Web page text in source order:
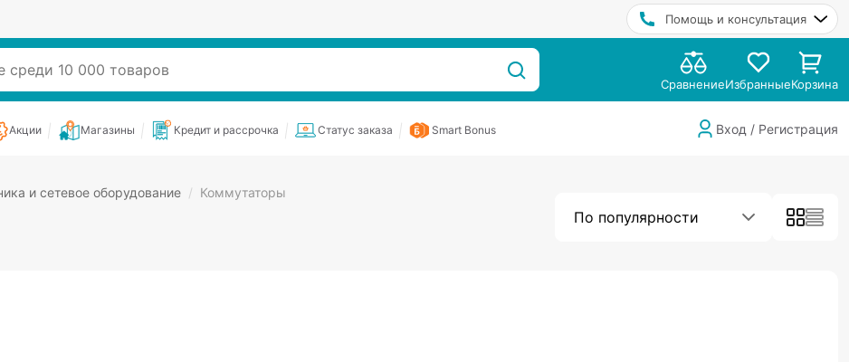
Помощь и консультация
СравнениеИзбранныеКорзина
Акции Магазины Кредит и рассрочка Статус заказа Smart Bonus Вход / Регистрация
и сетевое оборудование / Коммутаторы
По популярности